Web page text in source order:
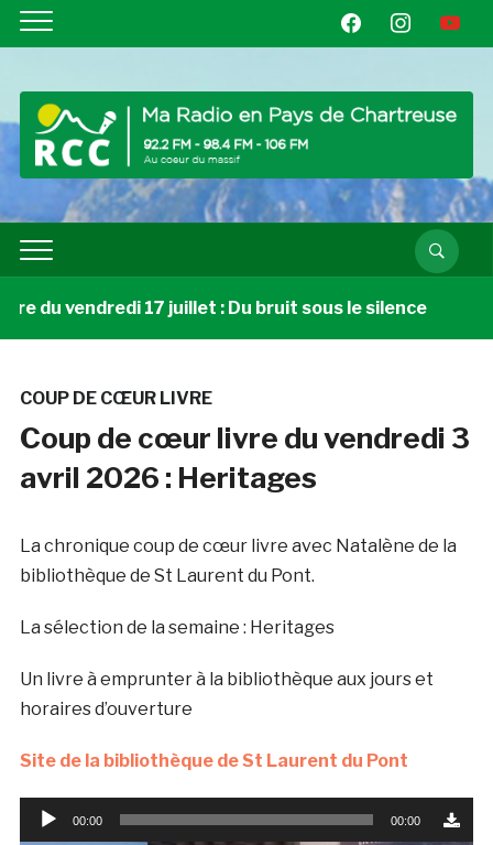
facebookinstagramyoutube
du vendredi 17 juillet : Du bruit sous le silence
COUP DE CŒUR LIVRE
Coup de cœur livre du vendredi 3
avril 2026 : Heritages
La chronique coup de cœur livre avec Natalène de la
bibliothèque de St Laurent du Pont.
La sélection de la semaine : Heritages
Un livre à emprunter à la bibliothèque aux jours et
horaires d’ouverture
Site de la bibliothèque de St Laurent du Pont
Lecteur00:00 00:00